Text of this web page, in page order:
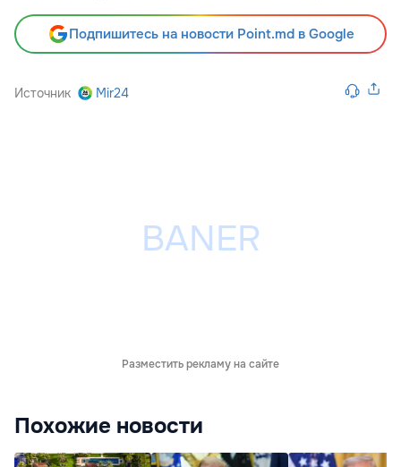
Подпишитесь на новости Point.md в Google
Источник Mir24
Разместить рекламу на сайте
Похожие новости